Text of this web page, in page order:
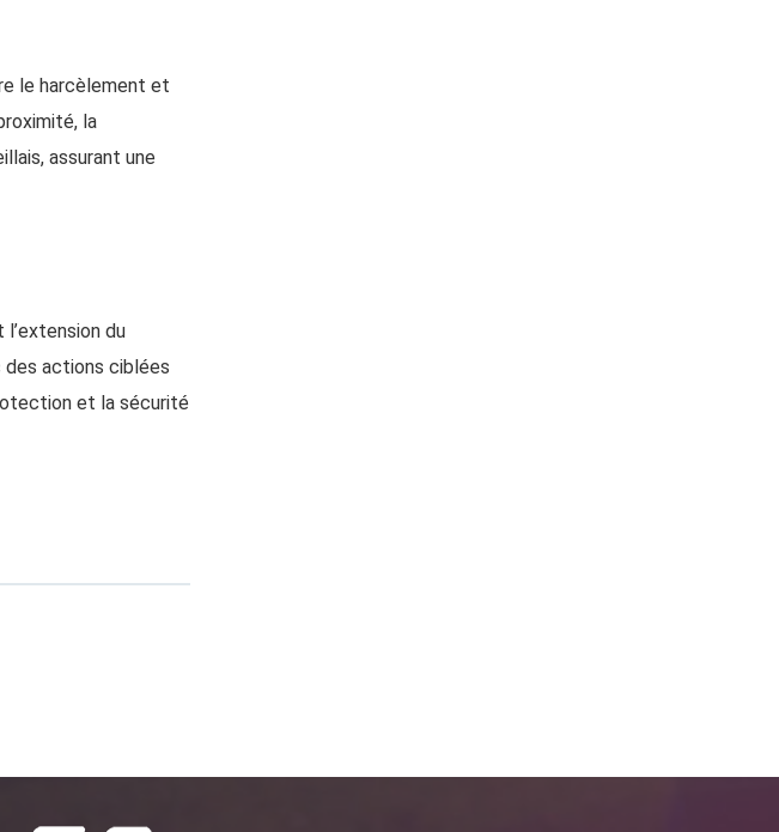
le harcèlement et
la
assurant une
du
actions ciblées
et la sécurité